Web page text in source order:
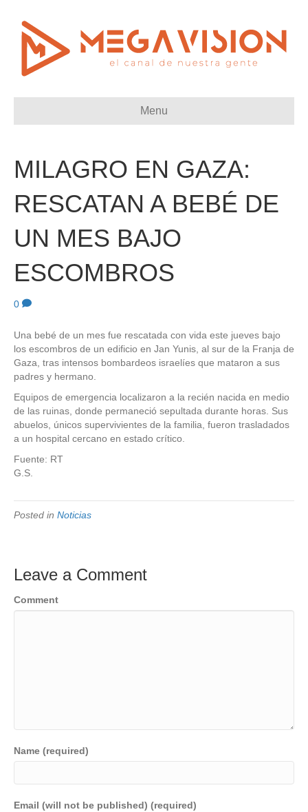
Menu
MILAGRO EN GAZA:
RESCATAN A BEBÉ DE
UN MES BAJO
ESCOMBROS
0
Una bebé de un mes fue rescatada con vida este jueves bajo
los escombros de un edificio en Jan Yunis, al sur de la Franja de
Gaza, tras intensos bombardeos israelíes que mataron a sus
padres y hermano.
Equipos de emergencia localizaron a la recién nacida en medio
de las ruinas, donde permaneció sepultada durante horas. Sus
abuelos, únicos supervivientes de la familia, fueron trasladados
a un hospital cercano en estado crítico.
Fuente: RT
G.S.
Posted in Noticias
Leave a Comment
Comment
Name (required)
Email (will not be published) (required)